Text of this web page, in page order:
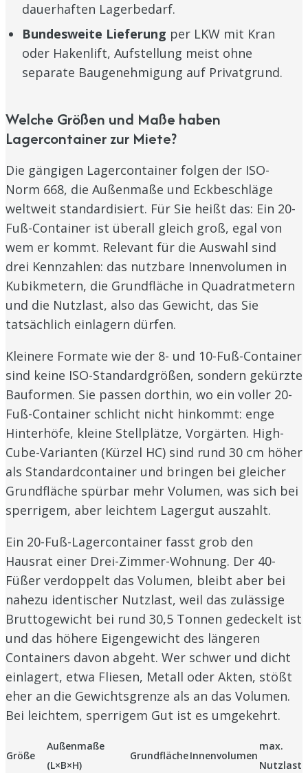
dauerhaften Lagerbedarf.
Bundesweite Lieferung per LKW mit Kran
oder Hakenlift, Aufstellung meist ohne
separate Baugenehmigung auf Privatgrund.
Welche Größen und Maße haben
Lagercontainer zur Miete?
Die gängigen Lagercontainer folgen der ISO-
Norm 668, die Außenmaße und Eckbeschläge
weltweit standardisiert. Für Sie heißt das: Ein 20-
Fuß-Container ist überall gleich groß, egal von
wem er kommt. Relevant für die Auswahl sind
drei Kennzahlen: das nutzbare Innenvolumen in
Kubikmetern, die Grundfläche in Quadratmetern
und die Nutzlast, also das Gewicht, das Sie
tatsächlich einlagern dürfen.
Kleinere Formate wie der 8- und 10-Fuß-Container
sind keine ISO-Standardgrößen, sondern gekürzte
Bauformen. Sie passen dorthin, wo ein voller 20-
Fuß-Container schlicht nicht hinkommt: enge
Hinterhöfe, kleine Stellplätze, Vorgärten. High-
Cube-Varianten (Kürzel HC) sind rund 30 cm höher
als Standardcontainer und bringen bei gleicher
Grundfläche spürbar mehr Volumen, was sich bei
sperrigem, aber leichtem Lagergut auszahlt.
Ein 20-Fuß-Lagercontainer fasst grob den
Hausrat einer Drei-Zimmer-Wohnung. Der 40-
Füßer verdoppelt das Volumen, bleibt aber bei
nahezu identischer Nutzlast, weil das zulässige
Bruttogewicht bei rund 30,5 Tonnen gedeckelt ist
und das höhere Eigengewicht des längeren
Containers davon abgeht. Wer schwer und dicht
einlagert, etwa Fliesen, Metall oder Akten, stößt
eher an die Gewichtsgrenze als an das Volumen.
Bei leichtem, sperrigem Gut ist es umgekehrt.
Größe
Außenmaße
(L×B×H)
GrundflächeInnenvolumen
max.
Nutzlast